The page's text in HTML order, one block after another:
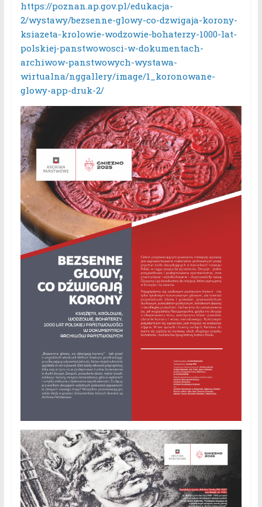
https://poznan.ap.gov.pl/edukacja-
2/wystawy/bezsenne-glowy-co-dzwigaja-korony-
ksiazeta-krolowie-wodzowie-bohaterzy-1000-lat-
polskiej-panstwowosci-w-dokumentach-
archiwow-panstwowych-wystawa-
wirtualna/nggallery/image/1_koronowane-
glowy-app-druk-2/